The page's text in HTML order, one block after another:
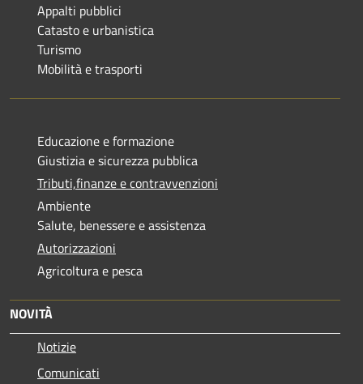
Appalti pubblici
Catasto e urbanistica
Turismo
Mobilità e trasporti
Educazione e formazione
Giustizia e sicurezza pubblica
Tributi,finanze e contravvenzioni
Ambiente
Salute, benessere e assistenza
Autorizzazioni
Agricoltura e pesca
NOVITÀ
Notizie
Comunicati